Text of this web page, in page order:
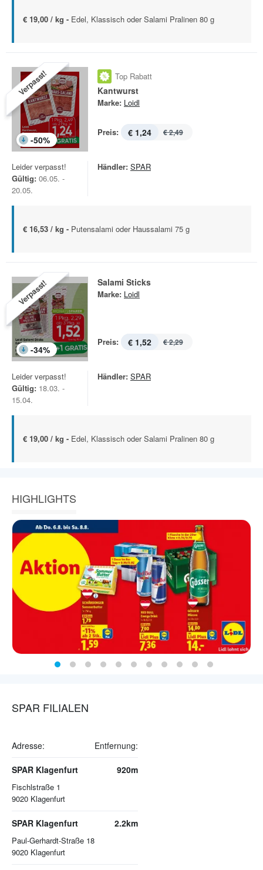
€ 19,00 / kg - Edel, Klassisch oder Salami Pralinen 80 g
Verpasst!
-50%
Top Rabatt
Kantwurst
Marke: Loidl
Preis: € 1,24 € 2,49
Leider verpasst!
Gültig: 06.05. -
20.05.
Händler: SPAR
€ 16,53 / kg - Putensalami oder Haussalami 75 g
Verpasst!
-34%
Salami Sticks
Marke: Loidl
Preis: € 1,52 € 2,29
Leider verpasst!
Gültig: 18.03. -
15.04.
Händler: SPAR
€ 19,00 / kg - Edel, Klassisch oder Salami Pralinen 80 g
HIGHLIGHTS
SPAR FILIALEN
Adresse: Entfernung:
SPAR Klagenfurt
Fischlstraße 1
9020 Klagenfurt
920m
SPAR Klagenfurt
Paul-Gerhardt-Straße 18
9020 Klagenfurt
2.2km